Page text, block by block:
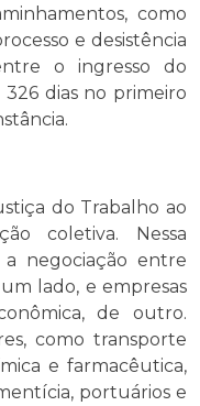
como
e desistência
o ingresso do
dias no primeiro
do Trabalho ao
coletiva. Nessa
negociação entre
lado, e empresas
de outro.
como transporte
e farmacêutica,
portuários e